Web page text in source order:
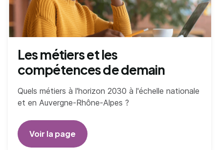
Les métiers et les
compétences de demain
Quels métiers à l'horizon 2030 à l'échelle nationale
et en Auvergne-Rhône-Alpes ?
Voir la page